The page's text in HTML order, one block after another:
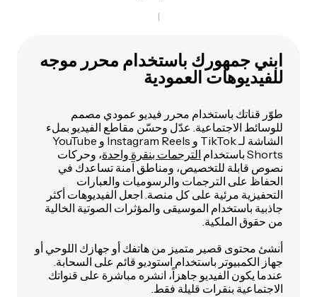
ابني جمهورك باستخدام محرر موجه
للفيديوهات العمودية
طوّر قناتك باستخدام محرر فيديو عمودي مصمم
للوسائط الاجتماعية. عدّل وحسّن مقاطع الفيديو بملء
الشاشة لـ TikTok و Instagram Reels و YouTube
Shorts باستخدام
الترجمات بنقرة واحدة، وحركات
نصوص قابلة للتخصيص، ومناطق آمنة تساعدك في
الحفاظ على الترجمات والرسوميات والعبارات
التحفيزية مرئية على كل منصة. اجعل الفيديوهات أكثر
جاذبية باستخدام الموسيقى والمؤثرات الصوتية الخالية
من حقوق الملكية.
أنشئ محتوى قصير متميز من هاتفك أو جهازك اللوحي أو
جهاز الكمبيوتر باستخدام استوديو قائم على السحابة.
عندما يكون الفيديو جاهزاً، انشره مباشرة على قنواتك
الاجتماعية بنقرات قليلة فقط.